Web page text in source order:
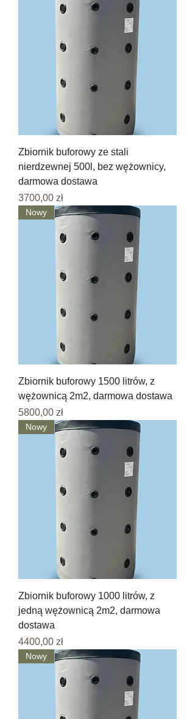
Zbiornik buforowy ze stali
nierdzewnej 500l, bez wężownicy,
darmowa dostawa
Cena
3700,00 zł
Nowy
Zbiornik buforowy 1500 litrów, z
wężownicą 2m2, darmowa dostawa
Cena
5800,00 zł
Nowy
Zbiornik buforowy 1000 litrów, z
jedną wężownicą 2m2, darmowa
dostawa
Cena
4400,00 zł
Nowy